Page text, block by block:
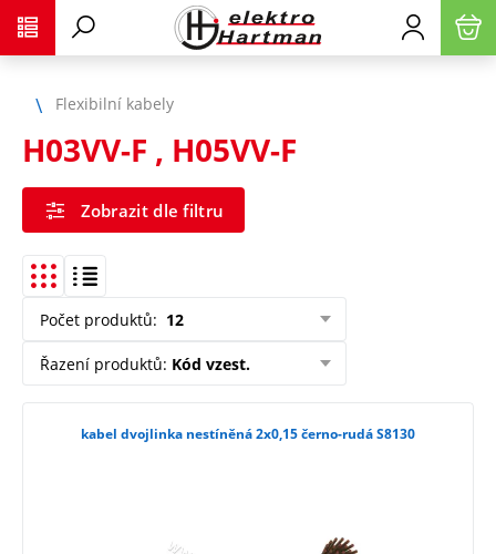
Flexibilní kabely
H03VV-F , H05VV-F
Zobrazit dle filtru
Počet produktů: 12
Řazení produktů: Kód vzest.
kabel dvojlinka nestíněná 2x0,15 černo-rudá S8130